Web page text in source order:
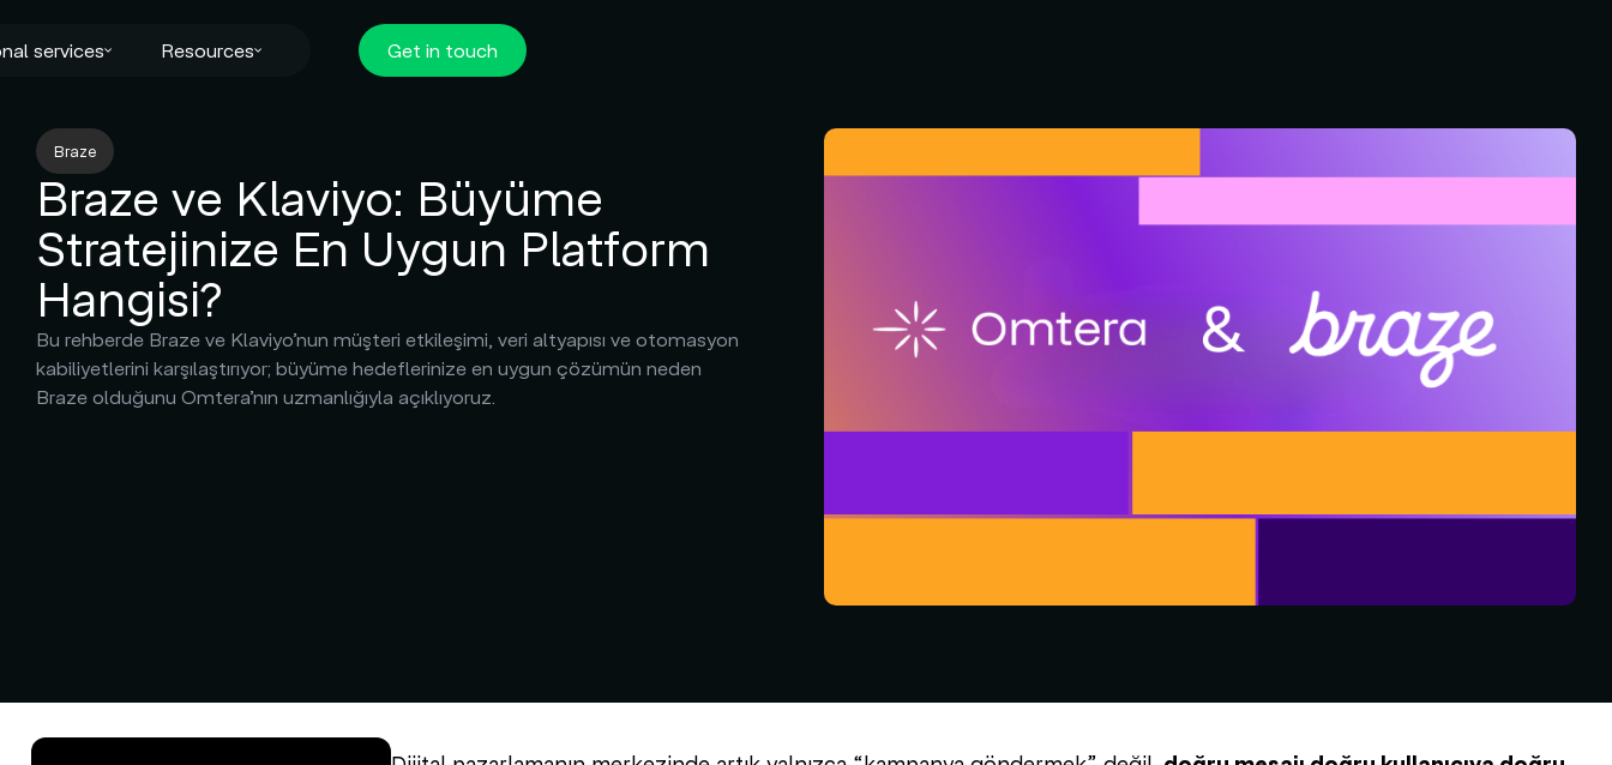
services Resources Get in touch
Braze
Braze ve Klaviyo: Büyüme
Stratejinize En Uygun Platform
Hangisi?
Bu rehberde Braze ve Klaviyo’nun müşteri etkileşimi, veri altyapısı ve otomasyon
kabiliyetlerini karşılaştırıyor; büyüme hedeflerinize en uygun çözümün neden
Braze olduğunu Omtera’nın uzmanlığıyla açıklıyoruz.